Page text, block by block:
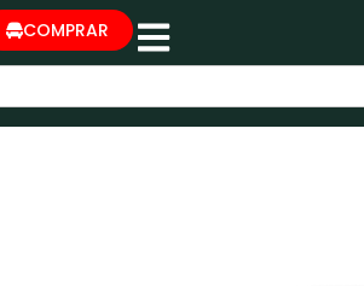
COMPRAR